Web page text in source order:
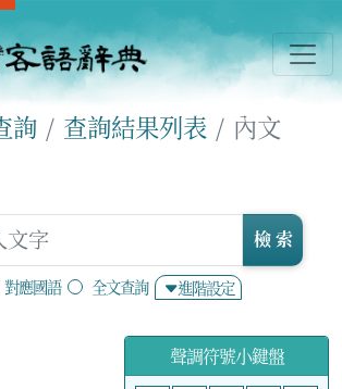
詢 查詢結果列表 內文
對應國語 全文查詢 進階設定
檢 索
聲調符號小鍵盤